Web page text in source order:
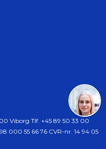
Viborg Tlf. +45 89 50 33 00
000 55 66 76 CVR-nr. 14 94 05